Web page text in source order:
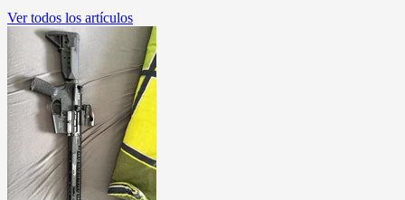
Ver todos los artículos